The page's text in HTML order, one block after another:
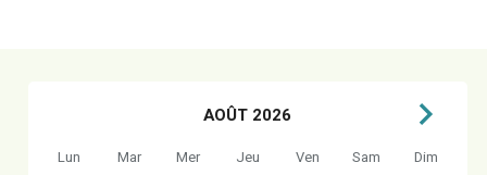
AOÛT 2026
Lun Mar Mer Jeu Ven Sam
Dim